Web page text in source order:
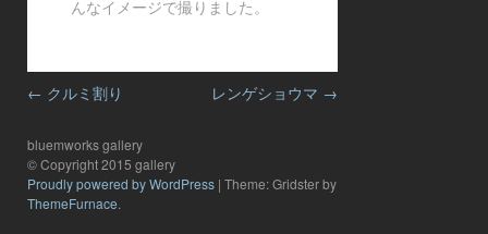
んなイメージで撮りました。
稿
ビ
ゲ
ー
シ
← クルミ割り レンゲショウマ →
bluemworks gallery
© Copyright 2015 gallery
Proudly powered by WordPress | Theme: Gridster by
ThemeFurnace.